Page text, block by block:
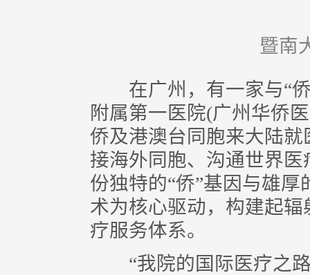
暨南
在广州，有一家与“
附属第一医院(广州华侨
侨及港澳台同胞来大陆
接海外同胞、沟通世界
份独特的“侨”基因与雄
术为核心驱动，构建起
疗服务体系。
“我院的国际医疗之路